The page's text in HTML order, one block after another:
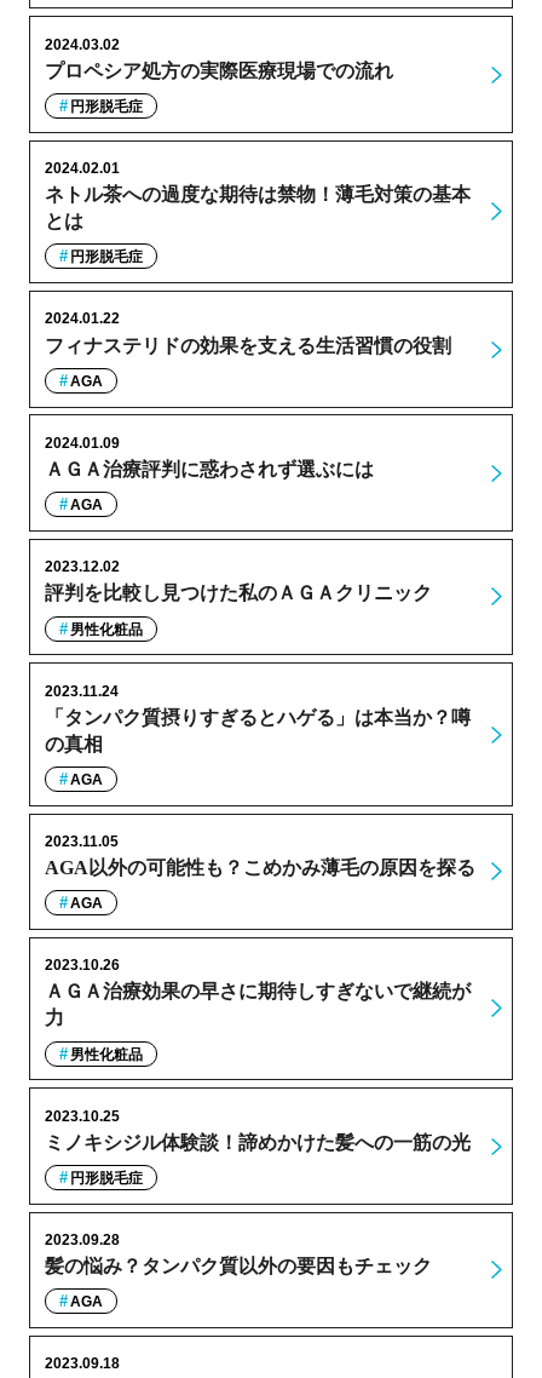
プロペシア処方の実際医療現場での流れ
2024.03.02
円形脱毛症
ネトル茶への過度な期待は禁物！薄毛対策の基本
とは
2024.02.01
円形脱毛症
フィナステリドの効果を支える生活習慣の役割
2024.01.22
AGA
ＡＧＡ治療評判に惑わされず選ぶには
2024.01.09
AGA
評判を比較し見つけた私のＡＧＡクリニック
2023.12.02
男性化粧品
「タンパク質摂りすぎるとハゲる」は本当か？噂
の真相
2023.11.24
AGA
AGA以外の可能性も？こめかみ薄毛の原因を探る
2023.11.05
AGA
ＡＧＡ治療効果の早さに期待しすぎないで継続が
力
2023.10.26
男性化粧品
ミノキシジル体験談！諦めかけた髪への一筋の光
2023.10.25
円形脱毛症
髪の悩み？タンパク質以外の要因もチェック
2023.09.28
AGA
2023.09.18